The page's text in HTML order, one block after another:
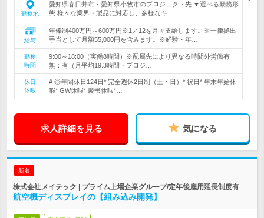
勤務地
愛知県春日井市・愛知県小牧市のプロジェクト先 ▼選べる勤務形
態 様々な業界・製品に対応し、多様なキ…
給与
年俸制400万円～600万円※1／12を月々支給します。※一律拠出
手当として月額55,000円を含みます。※経験・年…
勤務
時間
9:00～18:00（実働8時間）※配属先により異なる時間外労働有
無：有（月平均19.3時間・プロジ…
休日
休暇
# ◎年間休日124日* 完全週休2日制（土・日）* 祝日* 年末年始休
暇* GW休暇* 慶弔休暇*…
求人詳細を見る 気になる
新着
株式会社メイテック | プライム上場企業グループ/定年後雇用延長制度有
航空機ディスプレイの【組み込み開発】